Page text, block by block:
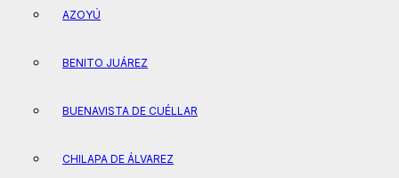
AZOYÚ
BENITO JUÁREZ
BUENAVISTA DE CUÉLLAR
CHILAPA DE ÁLVAREZ